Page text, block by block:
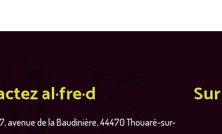
al·fre·d
7, avenue de la Baudinière, 44470 Thouaré-sur-